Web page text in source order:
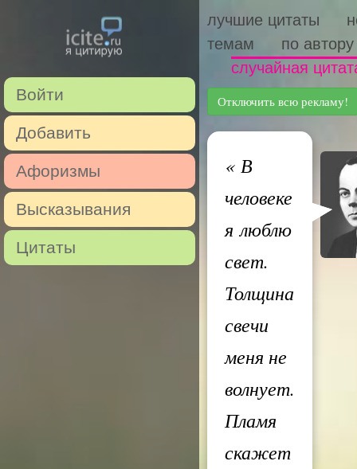
Войти
Добавить
Афоризмы
Высказывания
Цитаты
лучшие цитаты
темам
по автору
случайная
Отключить всю рекламу!
«В
человеке
я люблю
свет.
Толщина
свечи
меня не
волнует.
Пламя
скажет